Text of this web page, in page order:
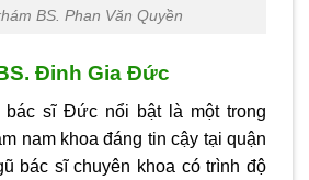
BS. Phan Văn Quyền
Đinh Gia Đức
bác sĩ Đức nổi bật là một trong
nam khoa đáng tin cậy tại quận
bác sĩ chuyên khoa có trình độ